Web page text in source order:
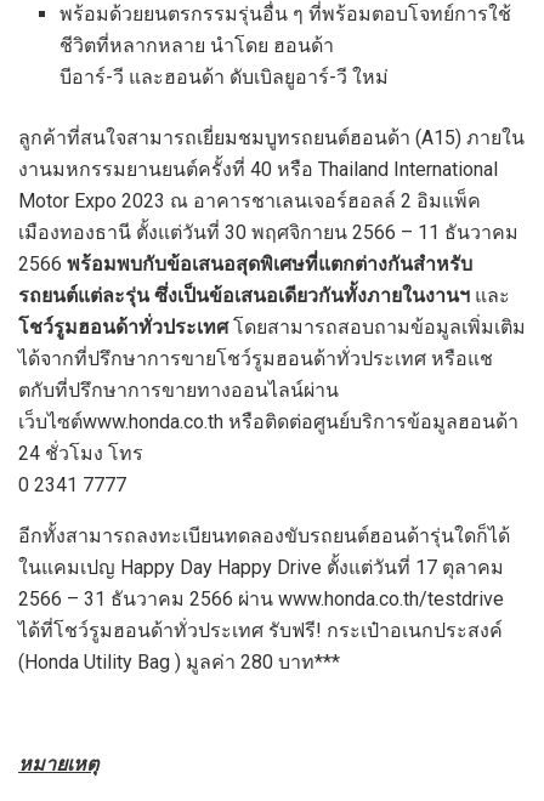
พร้อมด้วยยนตรกรรมรุ่นอื่น ๆ ที่พร้อมตอบโจทย์การใช้
ชีวิตที่หลากหลาย นำโดย ฮอนด้า
บีอาร์-วี และฮอนด้า ดับเบิลยูอาร์-วี ใหม่
ลูกค้าที่สนใจสามารถเยี่ยมชมบูทรถยนต์ฮอนด้า (A15) ภายใน
งานมหกรรมยานยนต์ครั้งที่ 40 หรือ Thailand International
Motor Expo 2023 ณ อาคารชาเลนเจอร์ฮอลล์ 2 อิมแพ็ค
เมืองทองธานี ตั้งแต่วันที่ 30 พฤศจิกายน 2566 – 11 ธันวาคม
2566 พร้อมพบกับข้อเสนอสุดพิเศษที่แตกต่างกันสำหรับ
รถยนต์แต่ละรุ่น ซึ่งเป็นข้อเสนอเดียวกันทั้งภายในงานฯ และ
โชว์รูมฮอนด้าทั่วประเทศโดยสามารถสอบถามข้อมูลเพิ่มเติม
ได้จากที่ปรึกษาการขายโชว์รูมฮอนด้าทั่วประเทศ หรือแช
ตกับที่ปรึกษาการขายทางออนไลน์ผ่าน
เว็บไซต์www.honda.co.th หรือติดต่อศูนย์บริการข้อมูลฮอนด้า
24 ชั่วโมง โทร
0 2341 7777
อีกทั้งสามารถลงทะเบียนทดลองขับรถยนต์ฮอนด้ารุ่นใดก็ได้
ในแคมเปญ Happy Day Happy Drive ตั้งแต่วันที่ 17 ตุลาคม
2566 – 31 ธันวาคม 2566 ผ่าน www.honda.co.th/testdrive
ได้ที่โชว์รูมฮอนด้าทั่วประเทศ รับฟรี! กระเป๋าอเนกประสงค์
(Honda Utility Bag ) มูลค่า 280 บาท***
หมายเหตุ